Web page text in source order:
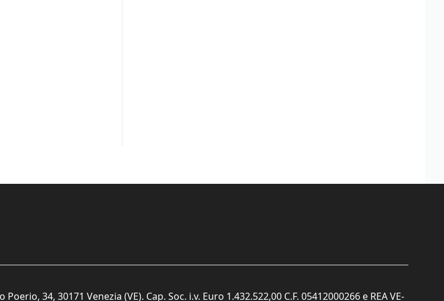
34, 30171 Venezia (VE). Cap. Soc. i.v. Euro 1.432.522,00 C.F. 05412000266 e REA VE-